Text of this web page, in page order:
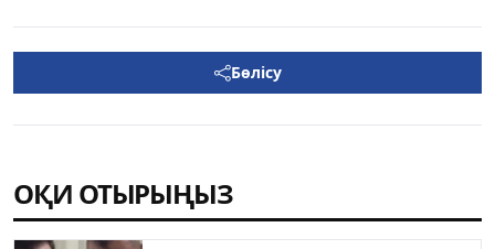
Бөлісу
ОҚИ ОТЫРЫҢЫЗ